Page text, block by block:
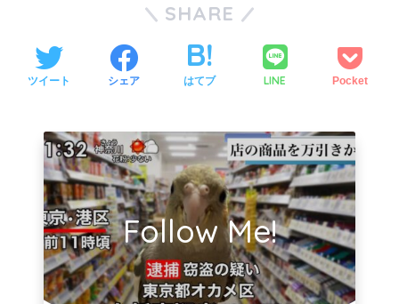
SHARE
ツイート シェア はてブ LINE Pocket
Follow Me!